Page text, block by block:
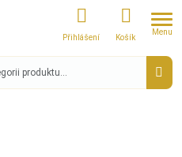
Přihlášení Košík
Menu